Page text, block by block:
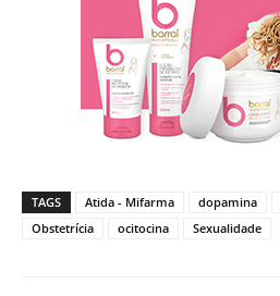
TAGS Atida - Mifarma dopamina
Obstetrícia
ocitocina Sexualidade